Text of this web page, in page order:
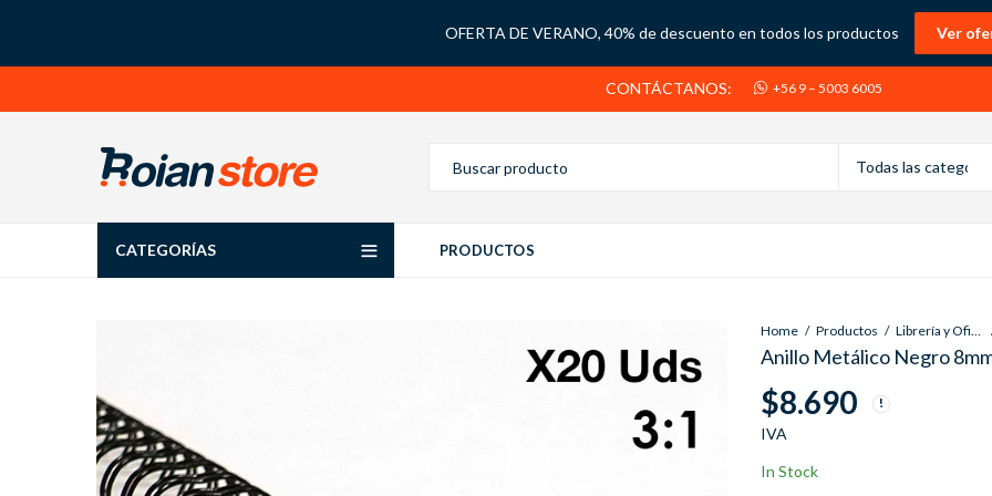
OFERTA DE VERANO, 40% de descuento en todos los productos Ver
CONTÁCTANOS: +56 9 – 5003 6005
CATEGORÍAS PRODUCTOS
Home Productos Librería y Oficina
Anillo Metálico Negro
$8.690
IVA
In Stock